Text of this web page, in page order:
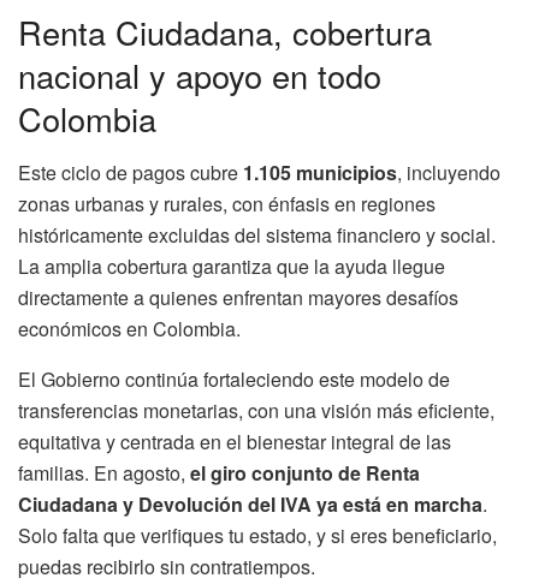
Renta Ciudadana, cobertura
nacional y apoyo en todo
Colombia
Este ciclo de pagos cubre 1.105 municipios, incluyendo
zonas urbanas y rurales, con énfasis en regiones
históricamente excluidas del sistema financiero y social.
La amplia cobertura garantiza que la ayuda llegue
directamente a quienes enfrentan mayores desafíos
económicos en Colombia.
El Gobierno continúa fortaleciendo este modelo de
transferencias monetarias, con una visión más eficiente,
equitativa y centrada en el bienestar integral de las
familias. En agosto, el giro conjunto de Renta
Ciudadana y Devolución del IVA ya está en marcha.
Solo falta que verifiques tu estado, y si eres beneficiario,
puedas recibirlo sin contratiempos.